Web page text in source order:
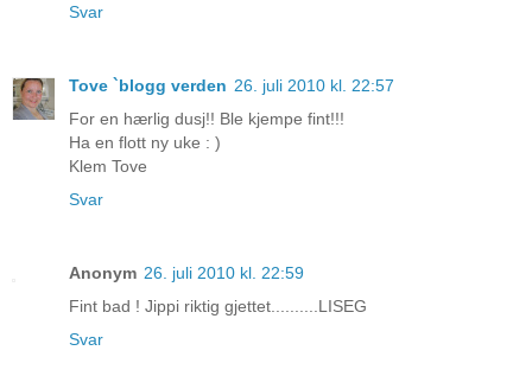
Svar
Tove `blogg verden 26. juli 2010 kl. 22:57
For en hærlig dusj!! Ble kjempe fint!!!
Ha en flott ny uke : )
Klem Tove
Svar
Anonym 26. juli 2010 kl. 22:59
Fint bad ! Jippi riktig gjettet..........LISEG
Svar